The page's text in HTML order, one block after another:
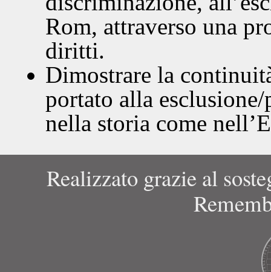
Rom, attraverso una
diritti.
Dimostrare la
portato alla
nella storia come
Realizzato grazie al